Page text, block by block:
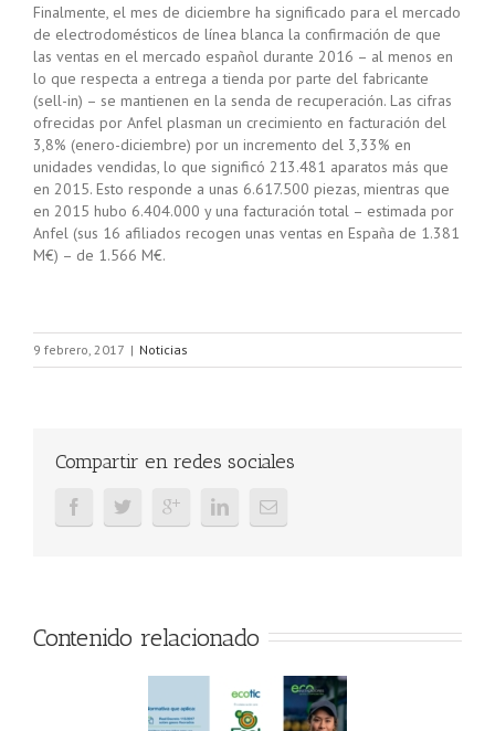
Finalmente, el mes de diciembre ha significado para el mercado
de electrodomésticos de línea blanca la confirmación de que
las ventas en el mercado español durante 2016 – al menos en
lo que respecta a entrega a tienda por parte del fabricante
(sell-in) – se mantienen en la senda de recuperación. Las cifras
ofrecidas por Anfel plasman un crecimiento en facturación del
3,8% (enero-diciembre) por un incremento del 3,33% en
unidades vendidas, lo que significó 213.481 aparatos más que
en 2015. Esto responde a unas 6.617.500 piezas, mientras que
en 2015 hubo 6.404.000 y una facturación total – estimada por
Anfel (sus 16 afiliados recogen unas ventas en España de 1.381
M€) – de 1.566 M€.
9 febrero, 2017 | Noticias
Compartir en redes sociales
Contenido relacionado